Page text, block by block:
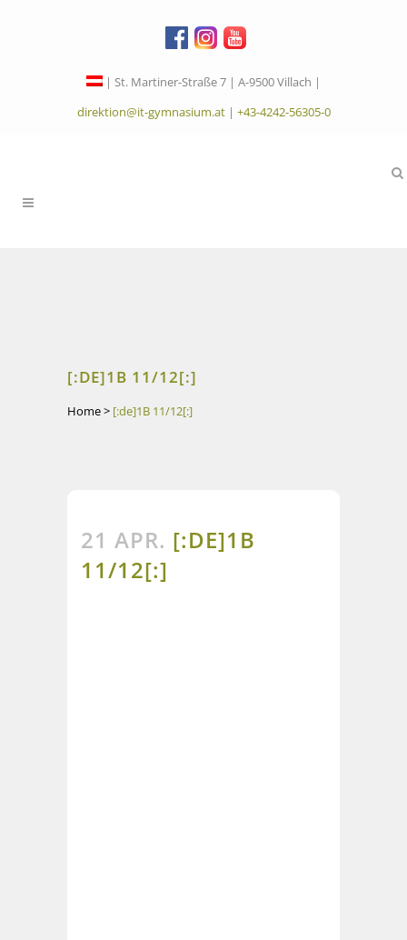
| St. Martiner-Straße 7 | A-9500 Villach |
direktion@it-gymnasium.at| +43-4242-56305-0
[:DE]1B 11/12[:]
Home> [:de]1B 11/12[:]
21 APR. [:DE]1B
11/12[:]